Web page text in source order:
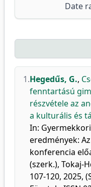
Date
1.Hegedűs, G.,
fenntartású
részvétele az
a kulturális és
In:
eredmények:
konferencia
(szerk.), Tokaj-
107-120, 2025,